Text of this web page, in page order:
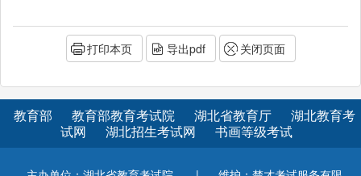
打印本页 导出pdf 关闭页面
教育部 教育部教育考试院 湖北省教育厅
湖北教育考
试网
湖北招生考试网 书画等级考试